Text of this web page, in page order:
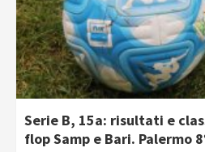
Serie B, 15a: risultati e
flop Samp e Bari. Palermo